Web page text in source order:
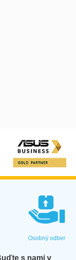
Osobný odber
s nami v